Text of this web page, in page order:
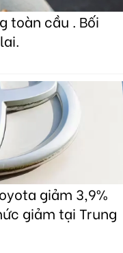
toàn cầu . Bối
giảm 3,9%
giảm tại Trung